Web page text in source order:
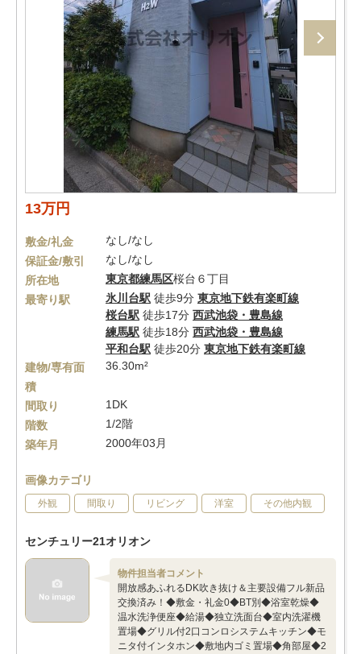
13万円
敷金/礼金
なし/なし
保証金/敷引
なし/なし
所在地
東京都練馬区桜台６丁目
最寄り駅
氷川台駅 徒歩9分 東京地下鉄有楽町線
桜台駅 徒歩17分 西武池袋・豊島線
練馬駅 徒歩18分 西武池袋・豊島線
平和台駅 徒歩20分 東京地下鉄有楽町線
建物/専有面
積
36.30m²
間取り
1DK
階数
1/2階
築年月
2000年03月
画像カテゴリ
外観 間取り リビング 洋室 その他内観
センチュリー21オリオン
物件担当者コメント
開放感あふれるDK吹き抜け＆主要設備フル新品
交換済み！◆敷金・礼金0◆BT別◆浴室乾燥◆
温水洗浄便座◆給湯◆独立洗面台◆室内洗濯機
置場◆グリル付2口コンロシステムキッチン◆モ
ニタ付インタホン◆敷地内ゴミ置場◆角部屋◆2